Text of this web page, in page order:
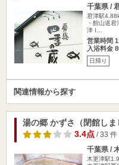
千葉県 /
君津駅
・館山道
津 I…
営業時間
入浴料金
日帰り
関連情報から探す
湯の郷 かずさ（閉館しま
3.4点/ 33 件
千葉県 /
木更津駅